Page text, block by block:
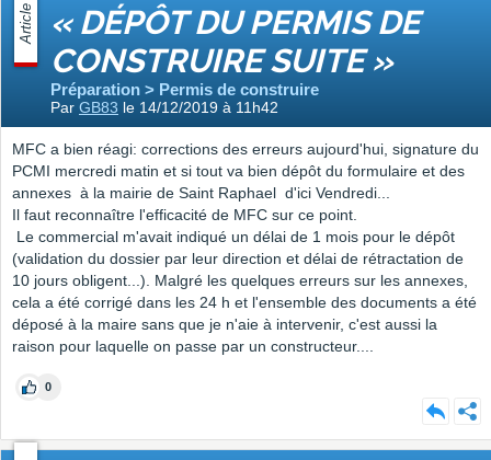
Article « DÉPÔT DU PERMIS DE
CONSTRUIRE SUITE »
Préparation > Permis de construire
Par GB83 le 14/12/2019 à 11h42
MFC a bien réagi: corrections des erreurs aujourd'hui, signature du
PCMI mercredi matin et si tout va bien dépôt du formulaire et des
annexes à la mairie de Saint Raphael d'ici Vendredi...
Il faut reconnaître l'efficacité de MFC sur ce point.
Le commercial m'avait indiqué un délai de 1 mois pour le dépôt
(validation du dossier par leur direction et délai de rétractation de
10 jours obligent...). Malgré les quelques erreurs sur les annexes,
cela a été corrigé dans les 24 h et l'ensemble des documents a été
déposé à la maire sans que je n'aie à intervenir, c'est aussi la
raison pour laquelle on passe par un constructeur....
0